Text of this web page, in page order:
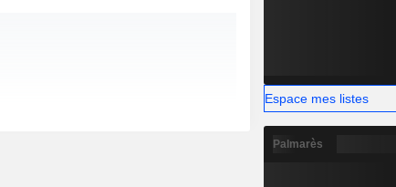
Espace mes listes
Palmarès